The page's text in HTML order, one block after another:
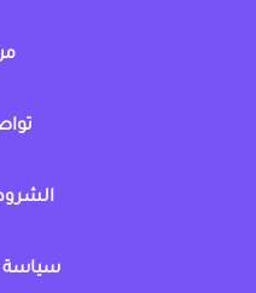
سياسة